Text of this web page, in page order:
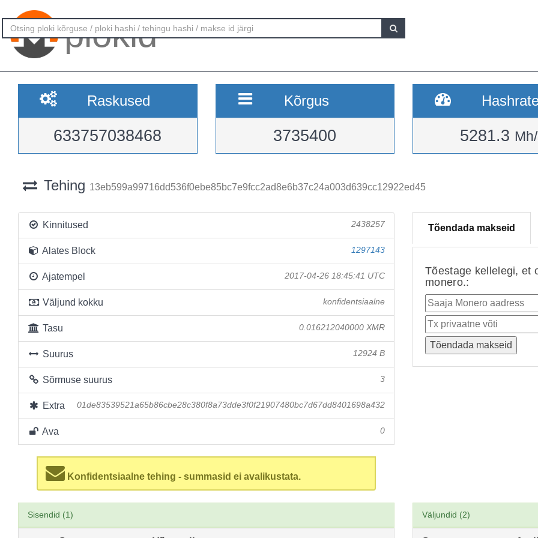
plokid
Raskused
633757038468
Kõrgus
3735400 5281.3
Tehing 13eb599a99716dd536f0ebe85bc7e9fcc2ad8e6b37c24a003d639cc12922ed45
Kinnitused 2438257
Alates Block 1297143
Ajatempel 2017-04-26 18:45:41 UTC
Väljund kokku konfidentsiaalne
Tasu 0.016212040000 XMR
Suurus 12924 B
Sõrmuse suurus 3
Extra 01de83539521a65b86cbe28c380f8a73dde3f0f21907480bc7d67dd8401698a432
Ava 0
Konfidentsiaalne tehing - summasid ei avalikustata.
Tõendada makseid
Tõestage kellelegi, et
monero.:
Sisendid (1) Väljundid (2)